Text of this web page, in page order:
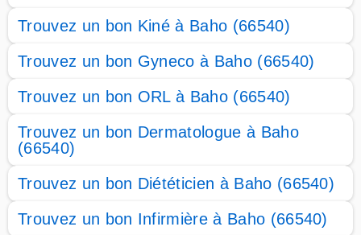
Trouvez un bon Kiné à Baho (66540)
Trouvez un bon Gyneco à Baho (66540)
Trouvez un bon ORL à Baho (66540)
Trouvez un bon Dermatologue à Baho
(66540)
Trouvez un bon Diététicien à Baho (66540)
Trouvez un bon Infirmière à Baho (66540)